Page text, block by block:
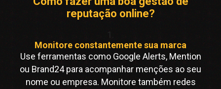
reputação online?
Monitore constantemente sua marca
Use ferramentas como Google Alerts, Mention
ou Brand24 para acompanhar menções ao seu
nome ou empresa. Monitore também redes